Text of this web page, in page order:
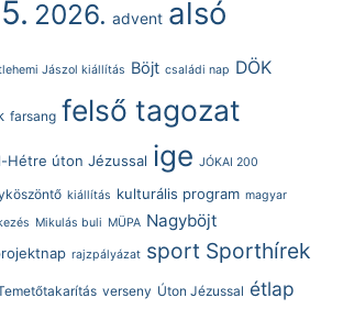
2026. advent alsó
Jászol kiállítás Böjt családi nap DÖK
farsang felső tagozat
Hétre úton Jézussal ige JÓKAI 200
kiállítás kulturális program magyar
Mikulás buli MÜPA Nagyböjt
rajzpályázat sport Sporthírek
verseny Úton Jézussal étlap